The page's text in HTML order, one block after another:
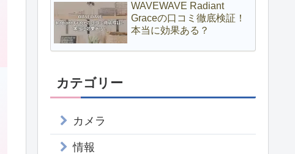
WAVEWAVE Radiant
Graceの口コミ徹底検証！
本当に効果ある？
カテゴリー
カメラ
情報